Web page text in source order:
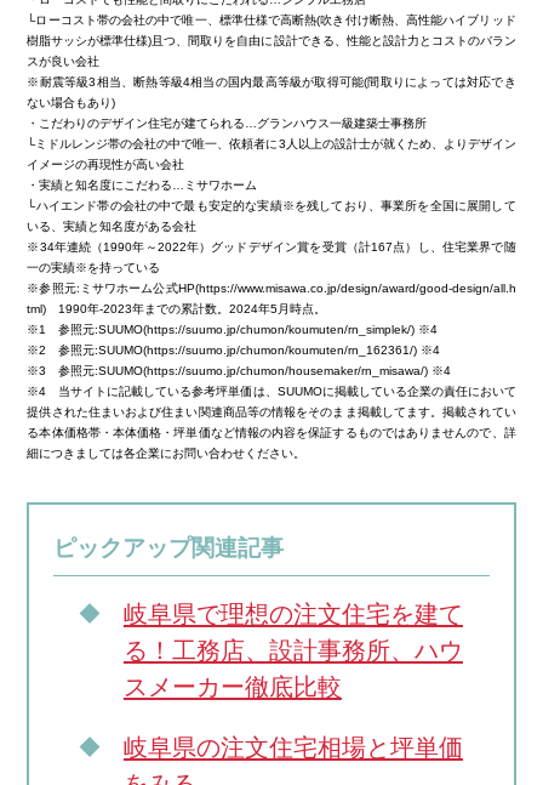
└ローコスト帯の会社の中で唯一、標準仕様で高断熱(吹き付け断熱、高性能ハイブリッド
樹脂サッシが標準仕様)且つ、間取りを自由に設計できる、性能と設計力とコストのバラン
スが良い会社
※耐震等級3相当、断熱等級4相当の国内最高等級が取得可能(間取りによっては対応でき
ない場合もあり)
・こだわりのデザイン住宅が建てられる…グランハウス一級建築士事務所
└ミドルレンジ帯の会社の中で唯一、依頼者に3人以上の設計士が就くため、よりデザイン
イメージの再現性が高い会社
・実績と知名度にこだわる…ミサワホーム
└ハイエンド帯の会社の中で最も安定的な実績※を残しており、事業所を全国に展開して
いる、実績と知名度がある会社
※34年連続（1990年～2022年）グッドデザイン賞を受賞（計167点）し、住宅業界で随
一の実績※を持っている
※参照元:ミサワホーム公式HP(https://www.misawa.co.jp/design/award/good-design/all.h
tml) 1990年-2023年までの累計数。2024年5月時点。
※1 参照元:SUUMO(https://suumo.jp/chumon/koumuten/rn_simplek/) ※4
※2 参照元:SUUMO(https://suumo.jp/chumon/koumuten/rn_162361/) ※4
※3 参照元:SUUMO(https://suumo.jp/chumon/housemaker/rn_misawa/) ※4
※4 当サイトに記載している参考坪単価は、SUUMOに掲載している企業の責任において
提供された住まいおよび住まい関連商品等の情報をそのまま掲載してます。掲載されてい
る本体価格帯・本体価格・坪単価など情報の内容を保証するものではありませんので、詳
細につきましては各企業にお問い合わせください。
ピックアップ関連記事
岐阜県で理想の注文住宅を建て
る！工務店、設計事務所、ハウ
スメーカー徹底比較
岐阜県の注文住宅相場と坪単価